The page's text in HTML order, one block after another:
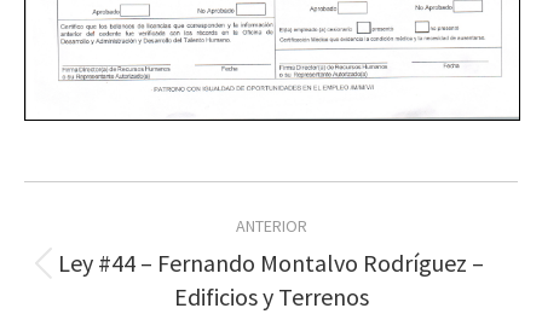
entre
ANTERIOR
Publicación
Ley #44 – Fernando Montalvo Rodríguez –
Edificios y Terrenos